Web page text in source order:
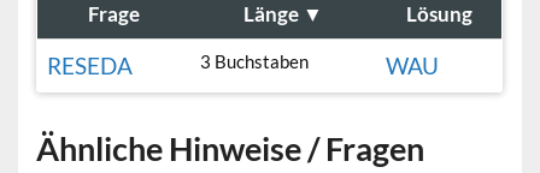
Frage Länge ▼ Lösung
RESEDA 3 Buchstaben WAU
Ähnliche Hinweise / Fragen